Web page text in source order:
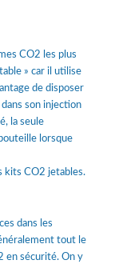
CO2 les plus
» car il utilise
de disposer
son injection
la seule
lorsque
kits CO2 jetables.
dans les
tout le
en sécurité. On y